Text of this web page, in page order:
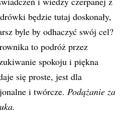
będzie tutaj doskonały,
byle by odhaczyć swój cel?
to podróż przez
spokoju i piękna
się proste, jest dla
i twórcze. Podążanie za